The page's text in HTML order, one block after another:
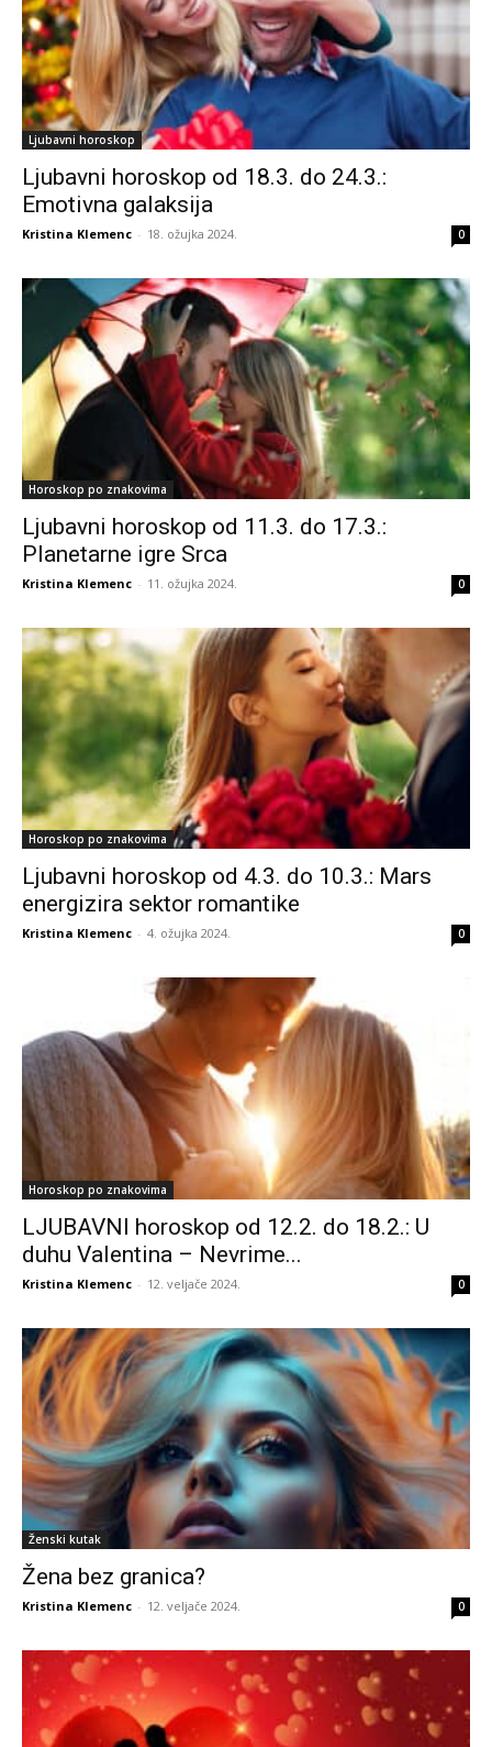
Ljubavni horoskop
Ljubavni horoskop od 18.3. do 24.3.:
Emotivna galaksija
Kristina Klemenc - 18. ožujka 2024. 0
Horoskop po znakovima
Ljubavni horoskop od 11.3. do 17.3.:
Planetarne igre Srca
Kristina Klemenc - 11. ožujka 2024. 0
Horoskop po znakovima
Ljubavni horoskop od 4.3. do 10.3.: Mars
energizira sektor romantike
Kristina Klemenc - 4. ožujka 2024. 0
Horoskop po znakovima
LJUBAVNI horoskop od 12.2. do 18.2.: U
duhu Valentina – Nevrime...
Kristina Klemenc - 12. veljače 2024. 0
Ženski kutak
Žena bez granica?
Kristina Klemenc - 12. veljače 2024. 0